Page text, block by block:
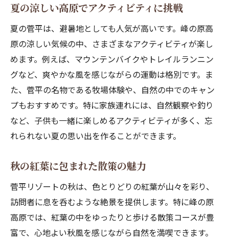
夏の涼しい高原でアクティビティに挑戦
夏の菅平は、避暑地としても人気が高いです。峰の原高
原の涼しい気候の中、さまざまなアクティビティが楽し
めます。例えば、マウンテンバイクやトレイルランニン
グなど、爽やかな風を感じながらの運動は格別です。ま
た、菅平の名物である牧場体験や、自然の中でのキャン
プもおすすめです。特に家族連れには、自然観察や釣り
など、子供も一緒に楽しめるアクティビティが多く、忘
れられない夏の思い出を作ることができます。
秋の紅葉に包まれた散策の魅力
菅平リゾートの秋は、色とりどりの紅葉が山々を彩り、
訪問者に息を呑むような絶景を提供します。特に峰の原
高原では、紅葉の中をゆったりと歩ける散策コースが豊
富で、心地よい秋風を感じながら自然を満喫できます。